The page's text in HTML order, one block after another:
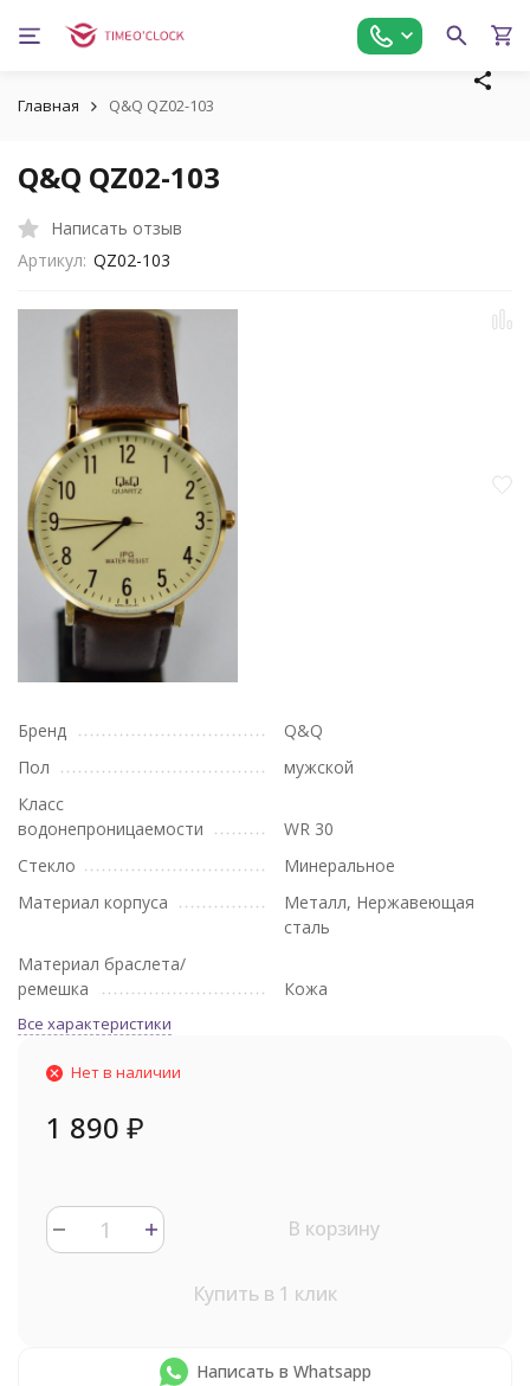
Главная Q&Q QZ02-103
Q&Q QZ02-103
Написать отзыв
Артикул: QZ02-103
Бренд
Q&Q
Пол
мужской
Класс
водонепроницаемости
WR 30
Стекло
Минеральное
Материал корпуса
Металл, Нержавеющая
сталь
Материал браслета/
ремешка
Кожа
Все характеристики
Нет в наличии
1 890 ₽
В корзину
Купить в 1 клик
Написать в Whatsapp